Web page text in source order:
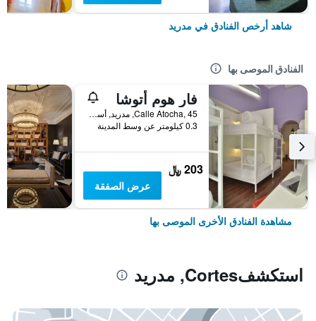
شاهد أرخص الفنادق في مدريد
الفنادق الموصى بها
فار هوم أتوشا
Calle Atocha, 45, مدريد, أسبانيا
0.3 كيلومتر عن وسط المدينة
203 ﷼
عرض الصفقة
مشاهدة الفنادق الأخرى الموصى بها
استكشفCortes, مدريد